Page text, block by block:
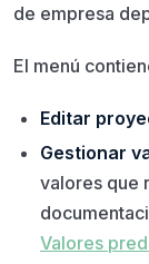
de empresa
El menú
Editar
Gestionar
valores que
Valores